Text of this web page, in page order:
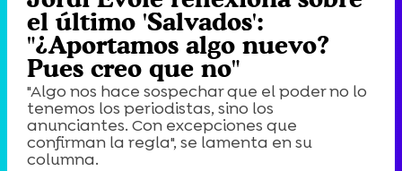
el último 'Salvados':
"¿Aportamos algo nuevo?
Pues creo que no"
"Algo nos hace sospechar que el poder no lo
tenemos los periodistas, sino los
anunciantes. Con excepciones que
confirman la regla", se lamenta en su
columna.